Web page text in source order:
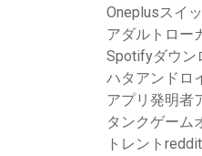
Oneplusスイ
アダルトロー
Spotifyダウン
ハタアンドロ
アプリ発明者
タンクゲーム
トレント